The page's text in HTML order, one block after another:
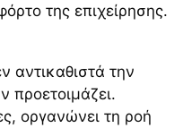
της επιχείρησης.
αντικαθιστά την
προετοιμάζει.
οργανώνει τη ροή